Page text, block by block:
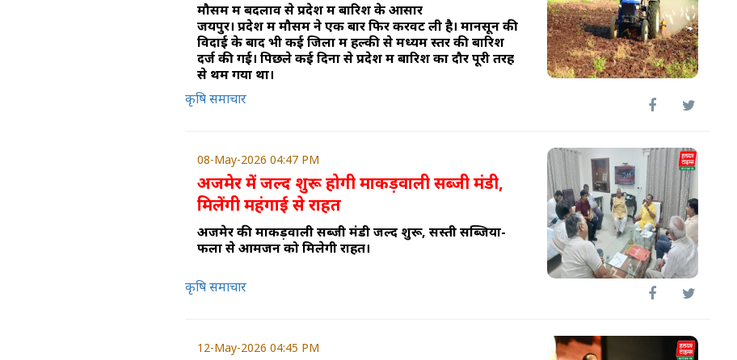
मौसम में बदलाव से प्रदेश में बारिश के आसार
जयपुर। प्रदेश में मौसम ने एक बार फिर करवट ली है। मानसून की
विदाई के बाद भी कई जिलों में हल्की से मध्यम स्तर की बारिश
दर्ज की गई। पिछले कई दिनों से प्रदेश में बारिश का दौर पूरी तरह
से थम गया था।
कृषि समाचार
08-May-2026 04:47 PM
अजमेर में जल्द शुरू होगी माकड़वाली सब्जी मंडी,
मिलेंगी महंगाई से राहत
अजमेर की माकड़वाली सब्जी मंडी जल्द शुरू, सस्ती सब्जियों-
फलों से आमजन को मिलेगी राहत।
कृषि समाचार
12-May-2026 04:45 PM